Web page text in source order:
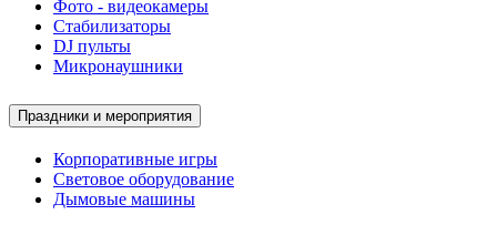
Фото - видеокамеры
Стабилизаторы
DJ пульты
Микронаушники
Праздники и мероприятия
Корпоративные игры
Световое оборудование
Дымовые машины